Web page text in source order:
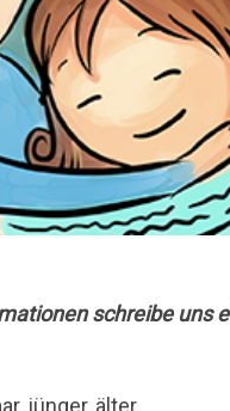
schreibe uns
jünger, älter…